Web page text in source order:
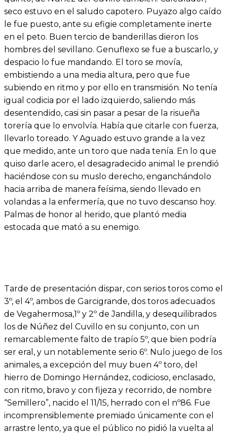
seco estuvo en el saludo capotero. Puyazo algo caído
le fue puesto, ante su efigie completamente inerte
en el peto. Buen tercio de banderillas dieron los
hombres del sevillano. Genuflexo se fue a buscarlo, y
despacio lo fue mandando. El toro se movía,
embistiendo a una media altura, pero que fue
subiendo en ritmo y por ello en transmisión. No tenía
igual codicia por el lado izquierdo, saliendo más
desentendido, casi sin pasar a pesar de la risueña
torería que lo envolvía. Había que citarle con fuerza,
llevarlo toreado. Y Aguado estuvo grande a la vez
que medido, ante un toro que nada tenía. En lo que
quiso darle acero, el desagradecido animal le prendió
haciéndose con su muslo derecho, enganchándolo
hacia arriba de manera feísima, siendo llevado en
volandas a la enfermería, que no tuvo descanso hoy.
Palmas de honor al herido, que plantó media
estocada que mató a su enemigo.
Tarde de presentación dispar, con serios toros como el
3º, el 4º, ambos de Garcigrande, dos toros adecuados
de Vegahermosa,1º y 2º de Jandilla, y desequilibrados
los de Núñez del Cuvillo en su conjunto, con un
remarcablemente falto de trapío 5º, que bien podría
ser eral, y un notablemente serio 6º. Nulo juego de los
animales, a excepción del muy buen 4º toro, del
hierro de Domingo Hernández, codicioso, enclasado,
con ritmo, bravo y con fijeza y recorrido, de nombre
“Semillero”, nacido el 11/15, herrado con el nº86. Fue
incomprensiblemente premiado únicamente con el
arrastre lento, ya que el público no pidió la vuelta al